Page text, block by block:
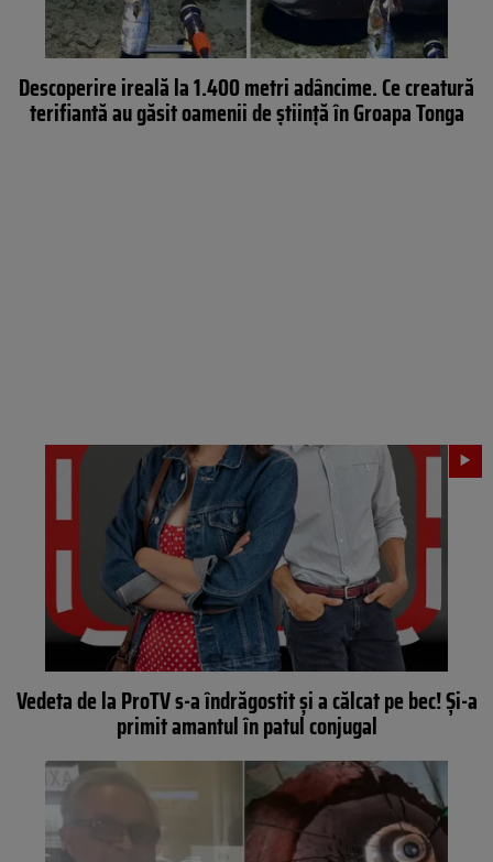
Descoperire ireală la 1.400 metri adâncime. Ce creatură
terifiantă au găsit oamenii de știință în Groapa Tonga
Vedeta de la ProTV s-a îndrăgostit şi a călcat pe bec! Şi-a
primit amantul în patul conjugal